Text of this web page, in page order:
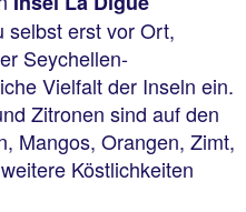
selbst erst vor Ort,
Seychellen-
Vielfalt der Inseln ein.
Zitronen sind auf den
Mangos, Orangen, Zimt,
Köstlichkeiten